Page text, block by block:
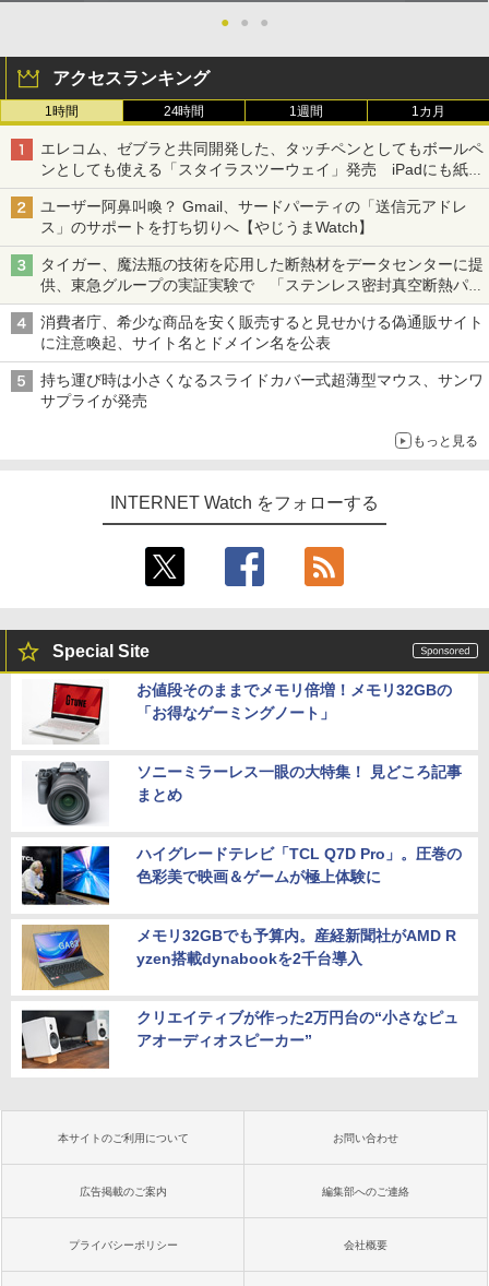
● ● ●
アクセスランキング
1時間 24時間 1週間 1カ月
エレコム、ゼブラと共同開発した、タッチペンとしてもボールペ
ンとしても使える「スタイラスツーウェイ」発売 iPadにも紙に
も、持ち替えずに書き込める
ユーザー阿鼻叫喚？ Gmail、サードパーティの「送信元アドレ
ス」のサポートを打ち切りへ【やじうまWatch】
タイガー、魔法瓶の技術を応用した断熱材をデータセンターに提
供、東急グループの実証実験で 「ステンレス密封真空断熱パネ
ル TIVIP」
消費者庁、希少な商品を安く販売すると見せかける偽通販サイト
に注意喚起、サイト名とドメイン名を公表
持ち運び時は小さくなるスライドカバー式超薄型マウス、サンワ
サプライが発売
もっと見る
INTERNET Watch をフォローする
Special Site
お値段そのままでメモリ倍増！メモリ32GBの
「お得なゲーミングノート」
ソニーミラーレス一眼の大特集！ 見どころ記事
まとめ
ハイグレードテレビ「TCL Q7D Pro」。圧巻の
色彩美で映画＆ゲームが極上体験に
メモリ32GBでも予算内。産経新聞社がAMD R
yzen搭載dynabookを2千台導入
クリエイティブが作った2万円台の“小さなピュ
アオーディオスピーカー”
本サイトのご利用について お問い合わせ
広告掲載のご案内 編集部へのご連絡
プライバシーポリシー 会社概要